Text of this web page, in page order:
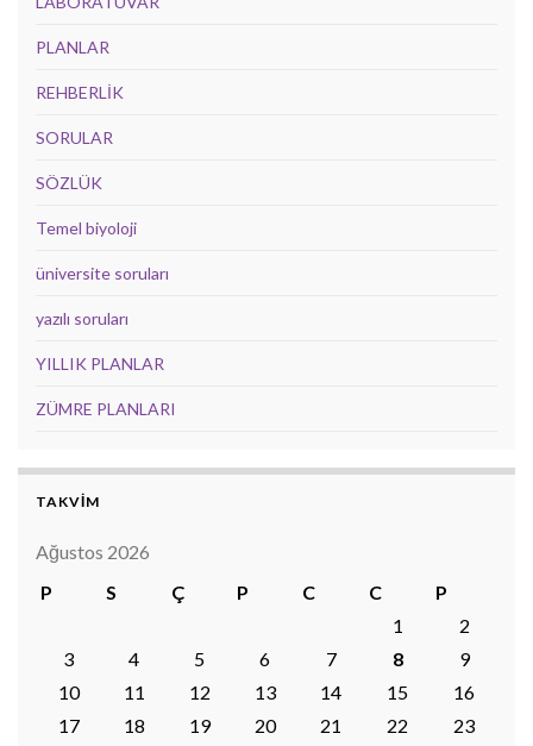
PLANLAR
REHBERLİK
SORULAR
SÖZLÜK
Temel biyoloji
üniversite soruları
yazılı soruları
YILLIK PLANLAR
ZÜMRE PLANLARI
TAKVİM
Ağustos 2026
P
S Ç P C C
P
1
2
3
4 5 6 7 8
9
10
11 12 13 14 15
16
17
18 19 20 21 22
23